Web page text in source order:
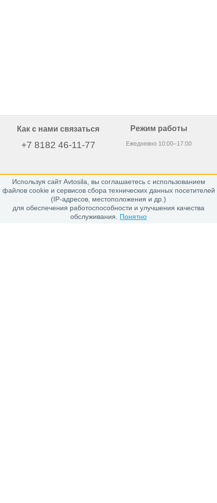
Используя сайт Avtosila, вы соглашаетесь с использованием
файлов cookie и сервисов сбора технических данных посетителей
(IP-адресов, местоположения и др.)
для обеспечения работоспособности и улучшения качества
обслуживания. Понятно
Как с нами связаться
+7 8182 46-11-77
163020, г. Архангельск,
пр. Никольский 15, офис 212
Режим работы
Ежедневно 10:00–17:00
Каталог